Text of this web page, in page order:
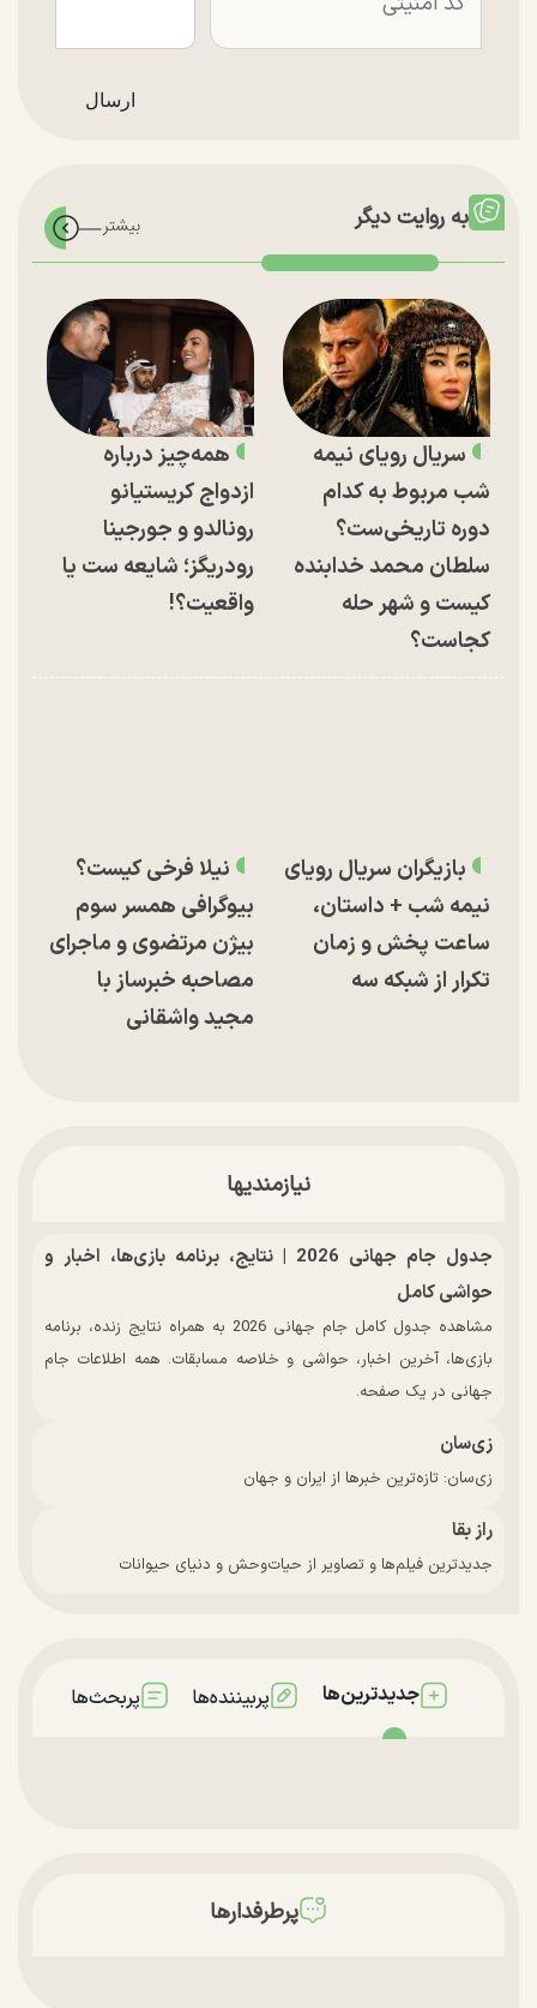
به روایت دیگر
سریال رویای نیمه
شب مربوط به کدام
دوره تاریخی‌ست؟
سلطان محمد خدابنده
کیست و شهر حله
کجاست؟
همه‌چیز درباره
ازدواج کریستیانو
رونالدو و جورجینا
رودریگز؛ شایعه ست یا
واقعیت؟!
بازیگران سریال رویای
نیمه شب + داستان،
ساعت پخش و زمان
تکرار از شبکه سه
نیلا فرخی کیست؟
بیوگرافی همسر سوم
بیژن مرتضوی و ماجرای
مصاحبه خبرساز با
مجید واشقانی
نیازمندیها
جدول جام جهانی 2026 | نتایج، برنامه بازی‌ها، اخبار و
حواشی کامل
مشاهده جدول کامل جام جهانی 2026 به همراه نتایج زنده، برنامه
بازی‌ها، آخرین اخبار، حواشی و خلاصه مسابقات. همه اطلاعات جام
جهانی در یک صفحه.
زی‌سان
زی‌سان: تازه‌ترین خبرها از ایران و جهان
راز بقا
جدیدترین فیلم‌ها و تصاویر از حیات‌وحش و دنیای حیوانات
جدیدترین‌ها پربیننده‌ها پربحث‌ها
پرطرفدارها